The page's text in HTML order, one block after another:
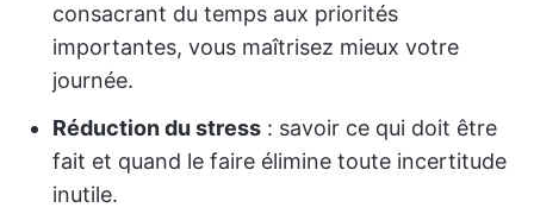
consacrant du temps aux priorités
importantes, vous maîtrisez mieux votre
journée.
Réduction du stress : savoir ce qui doit être
fait et quand le faire élimine toute incertitude
inutile.